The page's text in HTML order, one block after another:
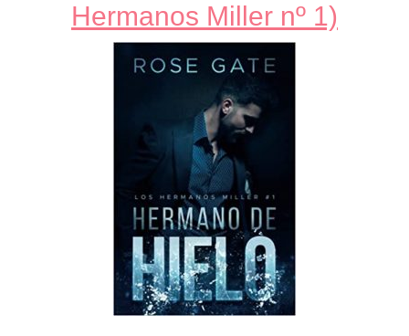
Hermanos Miller nº 1)